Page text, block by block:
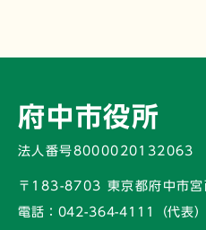
府中市役所
法人番号8000020132063
〒183-8703 東京都府中市
電話： 042-364-4111（代表）